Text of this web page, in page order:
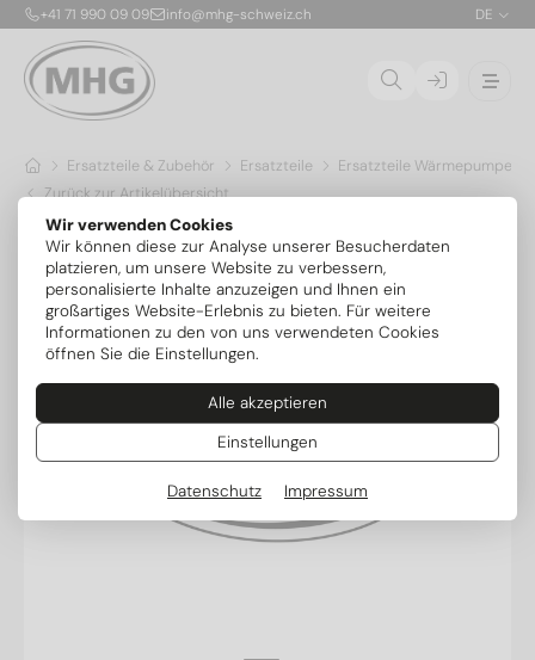
Wir verwenden Cookies
Wir können diese zur Analyse unserer Besucherdaten
platzieren, um unsere Website zu verbessern,
personalisierte Inhalte anzuzeigen und Ihnen ein
großartiges Website-Erlebnis zu bieten. Für weitere
Informationen zu den von uns verwendeten Cookies
öffnen Sie die Einstellungen.
Alle akzeptieren
Einstellungen
Datenschutz Impressum
+41 71 990 09 09 info@mhg-schweiz.ch DE
Ersatzteile & Zubehör Ersatzteile
Ersatzteile Wärmepumpen
Zurück zur Artikelübersicht